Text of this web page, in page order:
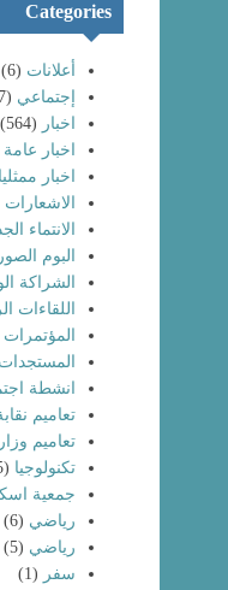
Categories
أعلانات (6)
إجتماعي (7)
اخبار (564)
اخبار عامة
اخبار
الاشعارات
الانتماء
البوم الصور
الشراكة
اللقاءات
المستجدات
انشطة
تعاميم
تعاميم
تكنولوجيا (5)
جمعية
رياضي (6)
رياضي (5)
سفر (1)